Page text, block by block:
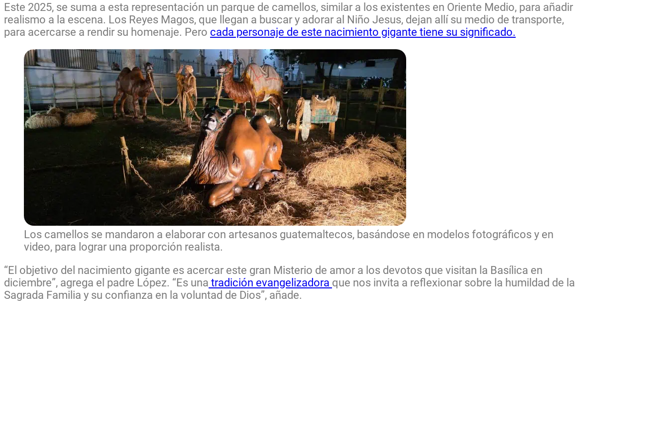
Este 2025, se suma a esta representación un parque de camellos, similar a los existentes en Oriente Medio, para añadir
realismo a la escena. Los Reyes Magos, que llegan a buscar y adorar al Niño Jesus, dejan allí su medio de transporte,
para acercarse a rendir su homenaje. Pero cada personaje de este nacimiento gigante tiene su significado.
Los camellos se mandaron a elaborar con artesanos guatemaltecos, basándose en modelos fotográficos y en
video, para lograr una proporción realista.
“El objetivo del nacimiento gigante es acercar este gran Misterio de amor a los devotos que visitan la Basílica en
diciembre”, agrega el padre López. “Es una tradición evangelizadora que nos invita a reflexionar sobre la humildad de la
Sagrada Familia y su confianza en la voluntad de Dios”, añade.